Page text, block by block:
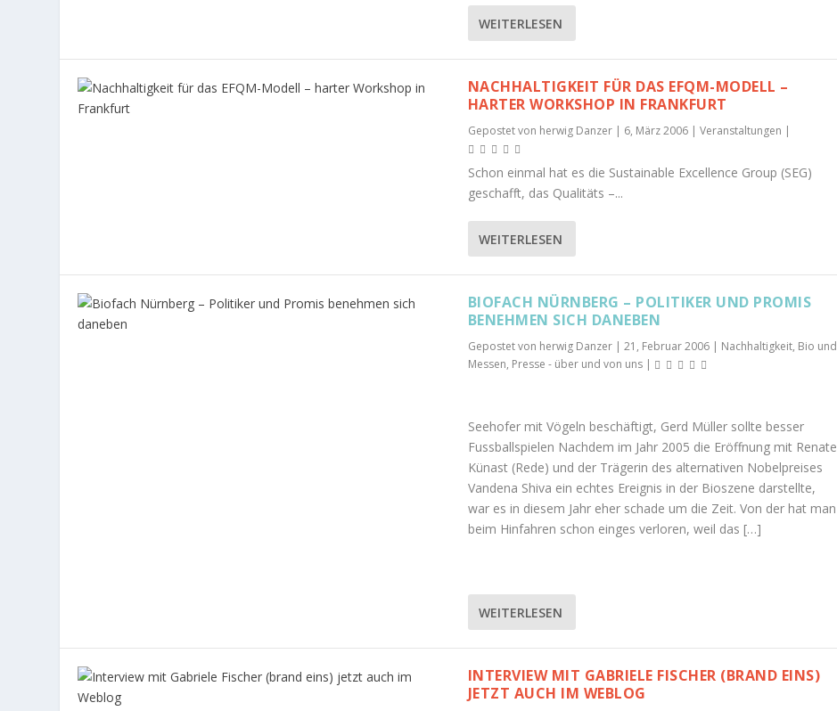
WEITERLESEN
NACHHALTIGKEIT FÜR DAS EFQM-MODELL –
HARTER WORKSHOP IN FRANKFURT
Gepostet von herwig Danzer| 6, März 2006| Veranstaltungen |
Schon einmal hat es die Sustainable Excellence Group (SEG)
geschafft, das Qualitäts –...
WEITERLESEN
BIOFACH NÜRNBERG – POLITIKER UND PROMIS
BENEHMEN SICH DANEBEN
Gepostet von herwig Danzer| 21, Februar 2006| Nachhaltigkeit, Bio und
Messen, Presse - über und von uns|
Seehofer mit Vögeln beschäftigt, Gerd Müller sollte besser
Fussballspielen Nachdem im Jahr 2005 die Eröffnung mit Renate
Künast (Rede) und der Trägerin des alternativen Nobelpreises
Vandena Shiva ein echtes Ereignis in der Bioszene darstellte,
war es in diesem Jahr eher schade um die Zeit. Von der hat man
beim Hinfahren schon einges verloren, weil das […]
WEITERLESEN
INTERVIEW MIT GABRIELE FISCHER (BRAND EINS)
JETZT AUCH IM WEBLOG